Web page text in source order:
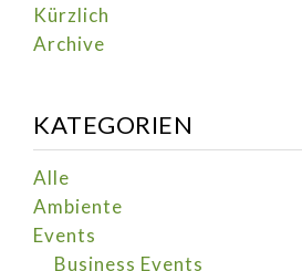
Kürzlich
Archive
KATEGORIEN
Alle
Ambiente
Events
Business Events